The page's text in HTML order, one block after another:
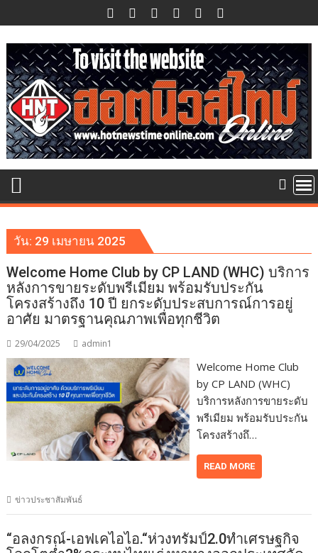
to
content
วัน: 29 เมษายน 2025
Welcome Home Club by CP LAND (WHC) บริการ
หลังการขายระดับพรีเมียม พร้อมรับประกัน
โครงสร้างถึง 10 ปี ยกระดับประสบการณ์การอยู่
อาศัย มาตรฐานคุณภาพเพื่อทุกชีวิต
29/04/2025 admin1
Welcome Home Club
by CP LAND (WHC)
บริการหลังการขายระดับ
พรีเมียม พร้อมรับประกัน
โครงสร้างถึ…
READ MORE
ข่าวประชาสัมพันธ์
“อลงกรณ์-เอฟเคไอไอ.“ห่วงทรัมป์2.0ทำเศรษฐกิจ